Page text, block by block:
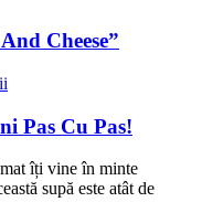
Cheese”
Pas Cu Pas!
îți vine în minte
supă este atât de